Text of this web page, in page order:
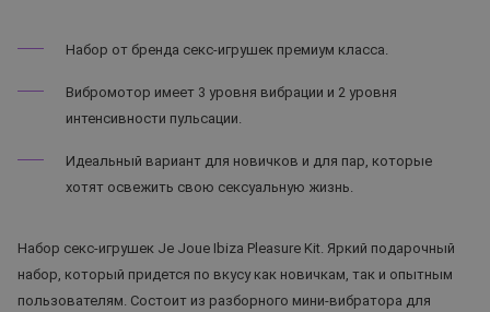
Набор от бренда секс-игрушек премиум класса.
Вибромотор имеет 3 уровня вибрации и 2 уровня
интенсивности пульсации.
Идеальный вариант для новичков и для пар, которые
хотят освежить свою сексуальную жизнь.
Набор секс-игрушек Je Joue Ibiza Pleasure Kit. Яркий подарочный
набор, который придется по вкусу как новичкам, так и опытным
пользователям. Состоит из разборного мини-вибратора для